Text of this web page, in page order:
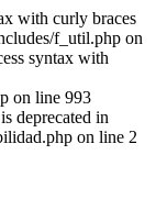
with curly braces
f_util.php on
syntax with
on line 993
deprecated in
on line 2